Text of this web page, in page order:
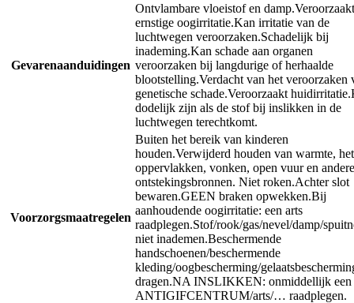
Gevarenaanduidingen
Ontvlambare vloeistof en damp.Veroorzaakt
ernstige oogirritatie.Kan irritatie van de
luchtwegen veroorzaken.Schadelijk bij
inademing.Kan schade aan organen
veroorzaken bij langdurige of herhaalde
blootstelling.Verdacht van het veroorzaken
genetische schade.Veroorzaakt huidirritatie.
dodelijk zijn als de stof bij inslikken in de
luchtwegen terechtkomt.
Voorzorgsmaatregelen
Buiten het bereik van kinderen
houden.Verwijderd houden van warmte,
oppervlakken, vonken, open vuur en andere
ontstekingsbronnen. Niet roken.Achter slot
bewaren.GEEN braken opwekken.Bij
aanhoudende oogirritatie: een arts
raadplegen.Stof/rook/gas/nevel/damp/
niet inademen.Beschermende
handschoenen/beschermende
kleding/oogbescherming/
dragen.NA INSLIKKEN: onmiddellijk een
ANTIGIFCENTRUM/arts/… raadplegen.